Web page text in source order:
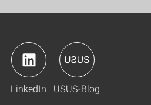
LinkedIn USUS-Blog